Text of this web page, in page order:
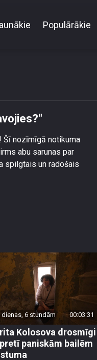
Populārākie
nozīmīgā notikuma
abu sarunas par
spilgtais un radošais
6 stundām 00:03:31
Kolosova drosmīgi
paniskām bailēm